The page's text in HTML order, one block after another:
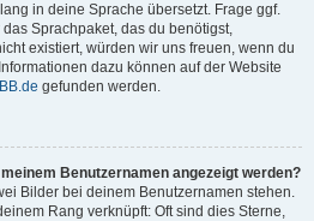
in deine Sprache übersetzt. Frage ggf.
Sprachpaket, das du benötigst,
existiert, würden wir uns freuen, wenn du
dazu können auf der Website
gefunden werden.
Benutzernamen angezeigt werden?
Bilder bei deinem Benutzernamen stehen.
Rang verknüpft: Oft sind dies Sterne,